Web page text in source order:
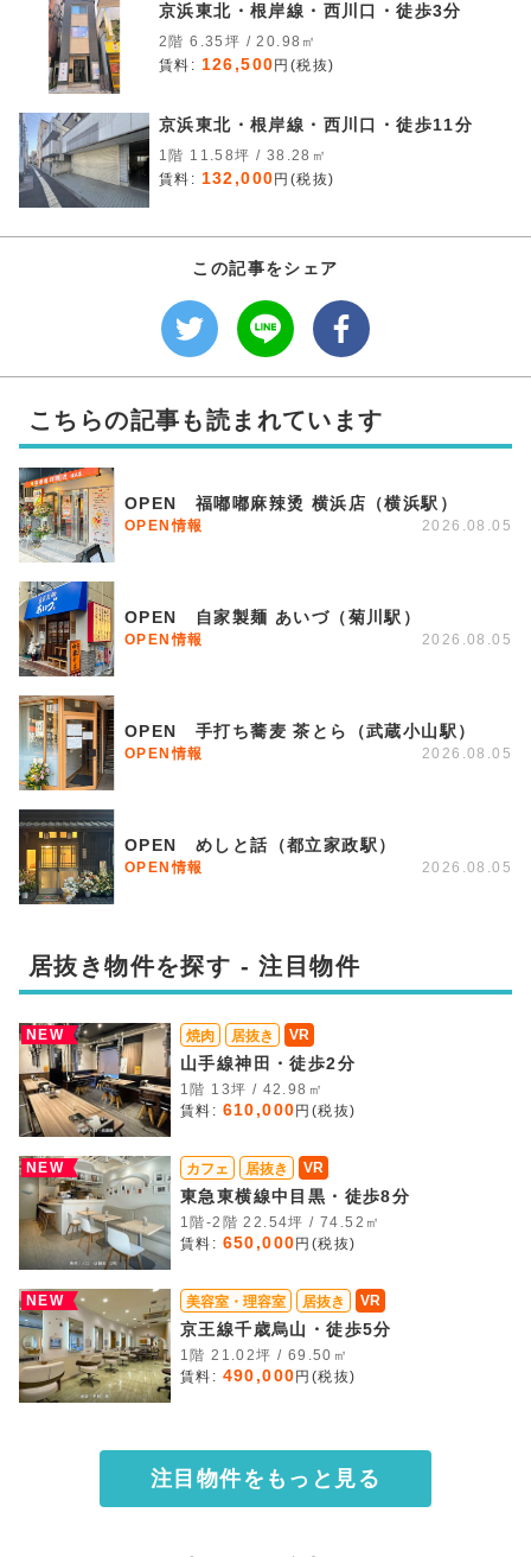
京浜東北・根岸線・西川口・徒歩3分
2階 6.35坪 / 20.98㎡
賃料: 126,500 円(税抜)
京浜東北・根岸線・西川口・徒歩11分
1階 11.58坪 / 38.28㎡
賃料: 132,000 円(税抜)
この記事をシェア
こちらの記事も読まれています
OPEN 福嘟嘟麻辣烫 横浜店（横浜駅）
OPEN情報 2026.08.05
OPEN 自家製麺 あいづ（菊川駅）
OPEN情報 2026.08.05
OPEN 手打ち蕎麦 茶とら（武蔵小山駅）
OPEN情報 2026.08.05
OPEN めしと話（都立家政駅）
OPEN情報 2026.08.05
居抜き物件を探す - 注目物件
NEW 焼肉 居抜き VR
山手線神田・徒歩2分
1階 13坪 / 42.98㎡
賃料: 610,000 円(税抜)
NEW カフェ 居抜き VR
東急東横線中目黒・徒歩8分
1階-2階 22.54坪 / 74.52㎡
賃料: 650,000 円(税抜)
NEW 美容室・理容室 居抜き VR
京王線千歳烏山・徒歩5分
1階 21.02坪 / 69.50㎡
賃料: 490,000 円(税抜)
注目物件をもっと見る